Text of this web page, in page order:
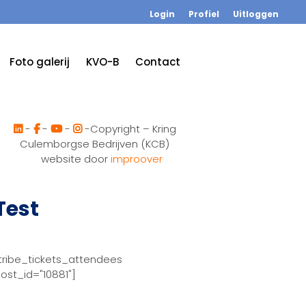
Login Profiel Uitloggen
Foto galerij KVO-B Contact
- - -
-Copyright – Kring
Culemborgse Bedrijven (KCB)
website doorimproover